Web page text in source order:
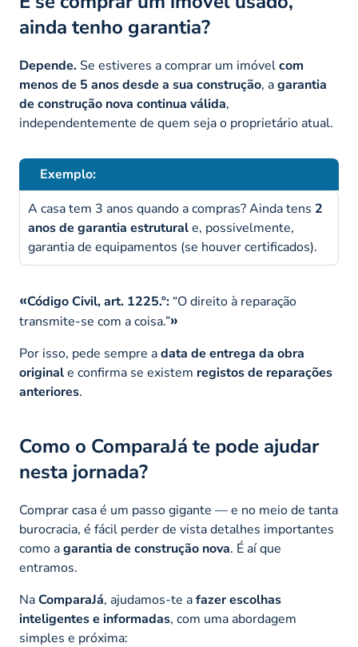
ainda tenho garantia?
Depende. Se estiveres a comprar um imóvelcom
menos de 5 anos desde a sua construção, agarantia
de construção nova continua válida,
independentemente de quem seja o proprietário atual.
Exemplo:
A casa tem 3 anos quando a compras? Ainda tens 2
anos de garantia estruturale, possivelmente,
garantia de equipamentos (se houver certificados).
Código Civil, art. 1225.º: “O direito à reparação
transmite-se com a coisa.”
Por isso, pede sempre adata de entrega da obra
originale confirma se existem registos de reparações
anteriores.
Como o ComparaJá te pode ajudar
nesta jornada?
Comprar casa é um passo gigante — e no meio de tanta
burocracia, é fácil perder de vista detalhes importantes
como agarantia de construção nova. É aí que
entramos.
NaComparaJá, ajudamos-te afazer escolhas
inteligentes e informadas, com uma abordagem
simples e próxima: